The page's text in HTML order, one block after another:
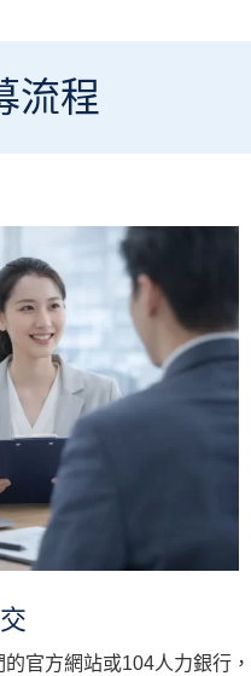
流程
官方網站或104人力銀行，